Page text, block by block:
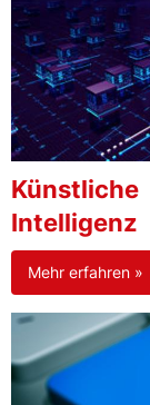
Künstliche
Intelligenz
Mehr erfahren »